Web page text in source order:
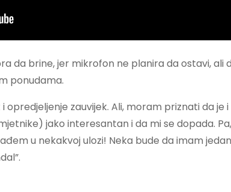
da brine, jer mikrofon ne planira da ostavi, ali
ponudama.
opredjeljenje zauvijek. Ali, moram priznati da je
jako interesantan i da mi se dopada.
u nekakvoj ulozi! Neka bude da imam